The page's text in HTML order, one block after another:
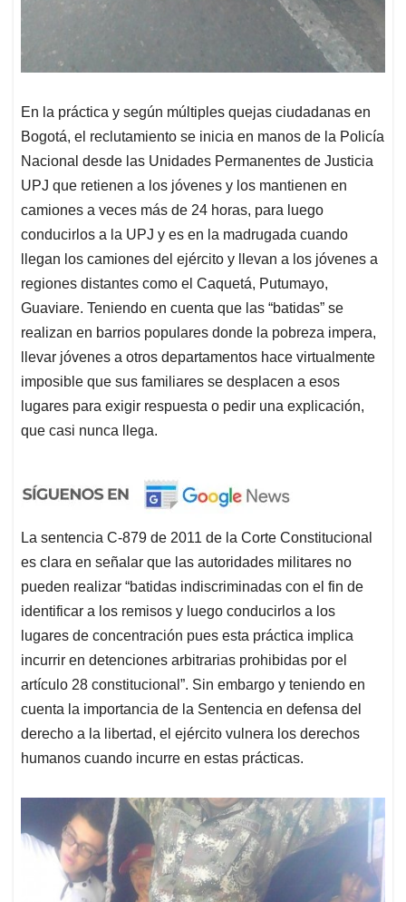
En la práctica y según múltiples quejas ciudadanas en
Bogotá, el reclutamiento se inicia en manos de la Policía
Nacional desde las Unidades Permanentes de Justicia
UPJ que retienen a los jóvenes y los mantienen en
camiones a veces más de 24 horas, para luego
conducirlos a la UPJ y es en la madrugada cuando
llegan los camiones del ejército y llevan a los jóvenes a
regiones distantes como el Caquetá, Putumayo,
Guaviare. Teniendo en cuenta que las “batidas” se
realizan en barrios populares donde la pobreza impera,
llevar jóvenes a otros departamentos hace virtualmente
imposible que sus familiares se desplacen a esos
lugares para exigir respuesta o pedir una explicación,
que casi nunca llega.
La sentencia C-879 de 2011 de la Corte Constitucional
es clara en señalar que las autoridades militares no
pueden realizar “batidas indiscriminadas con el fin de
identificar a los remisos y luego conducirlos a los
lugares de concentración pues esta práctica implica
incurrir en detenciones arbitrarias prohibidas por el
artículo 28 constitucional”. Sin embargo y teniendo en
cuenta la importancia de la Sentencia en defensa del
derecho a la libertad, el ejército vulnera los derechos
humanos cuando incurre en estas prácticas.